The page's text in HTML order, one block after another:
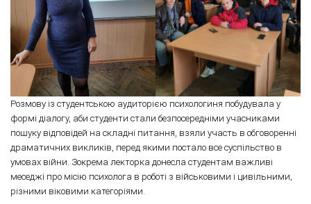
Розмову із студентською аудиторією психологиня побудувала у
формі діалогу, аби студенти стали безпосередніми учасниками
пошуку відповідей на складні питання, взяли участь в обговоренні
драматичних викликів, перед якими постало все суспільство в
умовах війни. Зокрема лекторка донесла студентам важливі
меседжі про місію психолога в роботі з військовими і цивільними,
різними віковими категоріями.